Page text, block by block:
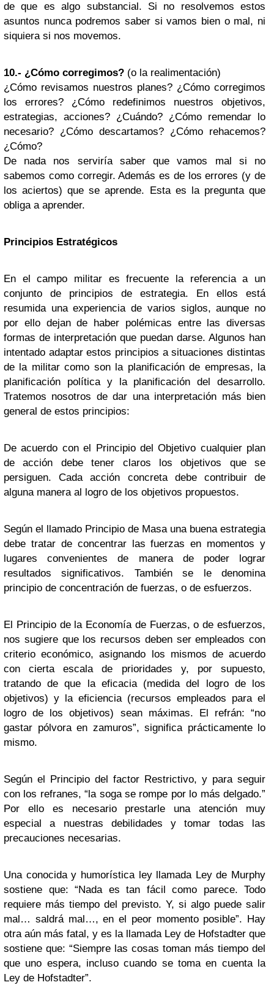
de que es algo substancial. Si no resolvemos estos
asuntos nunca podremos saber si vamos bien o mal, ni
siquiera si nos movemos.
10.- ¿Cómo corregimos? (o la realimentación)
¿Cómo revisamos nuestros planes? ¿Cómo corregimos
los errores? ¿Cómo redefinimos nuestros objetivos,
estrategias, acciones? ¿Cuándo? ¿Cómo remendar lo
necesario? ¿Cómo descartamos? ¿Cómo rehacemos?
¿Cómo?
De nada nos serviría saber que vamos mal si no
sabemos como corregir. Además es de los errores (y de
los aciertos) que se aprende. Esta es la pregunta que
obliga a aprender.
Principios Estratégicos
En el campo militar es frecuente la referencia a un
conjunto de principios de estrategia. En ellos está
resumida una experiencia de varios siglos, aunque no
por ello dejan de haber polémicas entre las diversas
formas de interpretación que puedan darse. Algunos han
intentado adaptar estos principios a situaciones distintas
de la militar como son la planificación de empresas, la
planificación política y la planificación del desarrollo.
Tratemos nosotros de dar una interpretación más bien
general de estos principios:
De acuerdo con el Principio del Objetivo cualquier plan
de acción debe tener claros los objetivos que se
persiguen. Cada acción concreta debe contribuir de
alguna manera al logro de los objetivos propuestos.
Según el llamado Principio de Masa una buena estrategia
debe tratar de concentrar las fuerzas en momentos y
lugares convenientes de manera de poder lograr
resultados significativos. También se le denomina
principio de concentración de fuerzas, o de esfuerzos.
El Principio de la Economía de Fuerzas, o de esfuerzos,
nos sugiere que los recursos deben ser empleados con
criterio económico, asignando los mismos de acuerdo
con cierta escala de prioridades y, por supuesto,
tratando de que la eficacia (medida del logro de los
objetivos) y la eficiencia (recursos empleados para el
logro de los objetivos) sean máximas. El refrán: “no
gastar pólvora en zamuros”, significa prácticamente lo
mismo.
Según el Principio del factor Restrictivo, y para seguir
con los refranes, “la soga se rompe por lo más delgado.”
Por ello es necesario prestarle una atención muy
especial a nuestras debilidades y tomar todas las
precauciones necesarias.
Una conocida y humorística ley llamada Ley de Murphy
sostiene que: “Nada es tan fácil como parece. Todo
requiere más tiempo del previsto. Y, si algo puede salir
mal… saldrá mal…, en el peor momento posible”. Hay
otra aún más fatal, y es la llamada Ley de Hofstadter que
sostiene que: “Siempre las cosas toman más tiempo del
que uno espera, incluso cuando se toma en cuenta la
Ley de Hofstadter”.